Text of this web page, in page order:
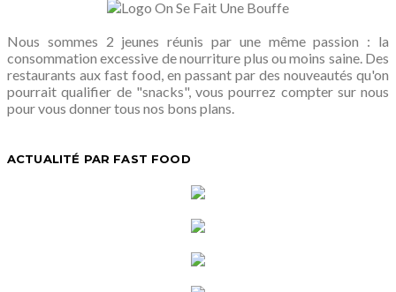
Nous sommes 2 jeunes réunis par une même passion : la
consommation excessive de nourriture plus ou moins saine. Des
restaurants aux fast food, en passant par des nouveautés qu'on
pourrait qualifier de "snacks", vous pourrez compter sur nous
pour vous donner tous nos bons plans.
ACTUALITÉ PAR FAST FOOD